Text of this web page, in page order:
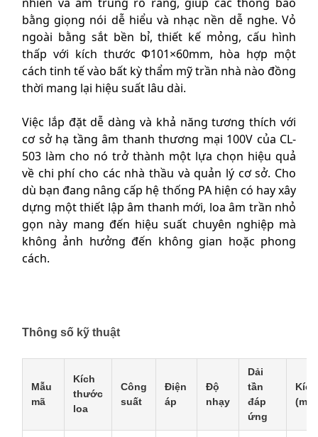
bằng giọng nói dễ hiểu và nhạc nền dễ nghe. Vỏ
ngoài bằng sắt bền bỉ, thiết kế mỏng, cấu hình
thấp với kích thước Φ101×60mm, hòa hợp một
cách tinh tế vào bất kỳ thẩm mỹ trần nhà nào đồng
thời mang lại hiệu suất lâu dài.
Việc lắp đặt dễ dàng và khả năng tương thích với
cơ sở hạ tầng âm thanh thương mại 100V của CL-
503 làm cho nó trở thành một lựa chọn hiệu quả
về chi phí cho các nhà thầu và quản lý cơ sở. Cho
dù bạn đang nâng cấp hệ thống PA hiện có hay xây
dựng một thiết lập âm thanh mới, loa âm trần nhỏ
gọn này mang đến hiệu suất chuyên nghiệp mà
không ảnh hưởng đến không gian hoặc phong
cách.
Thông số kỹ thuật
Mẫu
mã
Kích
thước
loa
Công
suất
Điện
áp
Độ
nhạy
Dải
tần
đáp
ứng